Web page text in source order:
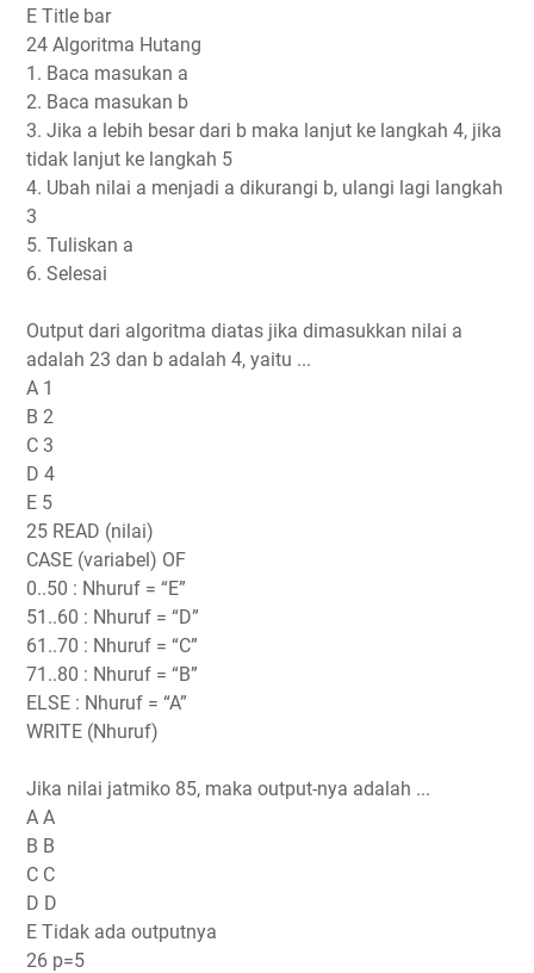
E Title bar
24 Algoritma Hutang
1. Baca masukan a
2. Baca masukan b
3. Jika a lebih besar dari b maka lanjut ke langkah 4, jika
tidak lanjut ke langkah 5
4. Ubah nilai a menjadi a dikurangi b, ulangi lagi langkah
3
5. Tuliskan a
6. Selesai
Output dari algoritma diatas jika dimasukkan nilai a
adalah 23 dan b adalah 4, yaitu ...
A 1
B 2
C 3
D 4
E 5
25 READ (nilai)
CASE (variabel) OF
0..50 : Nhuruf = “E”
51..60 : Nhuruf = “D”
61..70 : Nhuruf = “C”
71..80 : Nhuruf = “B”
ELSE : Nhuruf = “A”
WRITE (Nhuruf)
Jika nilai jatmiko 85, maka output-nya adalah ...
A A
B B
C C
D D
E Tidak ada outputnya
26 p=5